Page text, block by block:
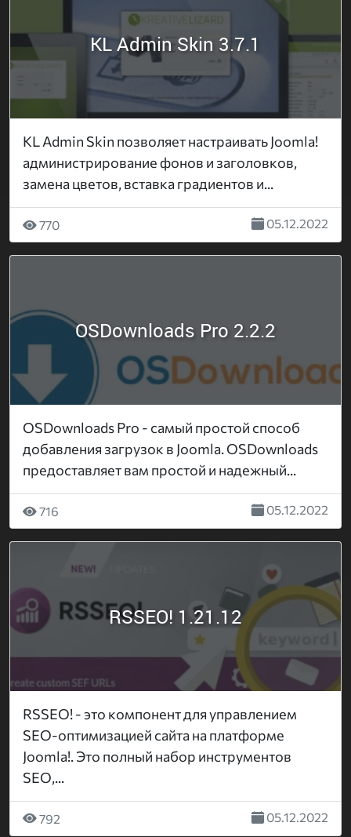
KL Admin Skin 3.7.1
KL Admin Skin позволяет настраивать Joomla!
администрирование фонов и заголовков,
замена цветов, вставка градиентов и...
770 05.12.2022
OSDownloads Pro 2.2.2
OSDownloads Pro - самый простой способ
добавления загрузок в Joomla. OSDownloads
предоставляет вам простой и надежный...
716 05.12.2022
RSSEO! 1.21.12
RSSEO! - это компонент для управлением
SEO-оптимизацией сайта на платформе
Joomla!. Это полный набор инструментов
SEO,...
792 05.12.2022